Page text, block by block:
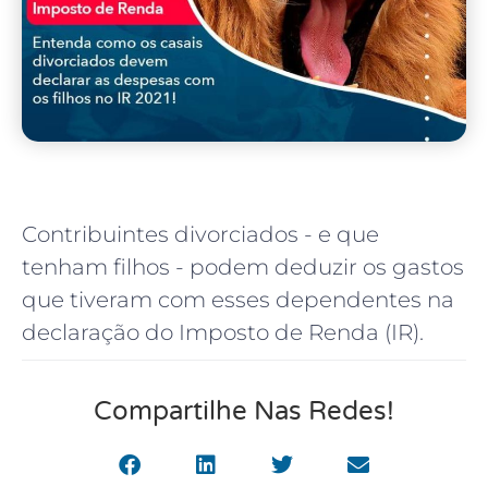
Contribuintes divorciados - e que
tenham filhos - podem deduzir os gastos
que tiveram com esses dependentes na
declaração do Imposto de Renda (IR).
Compartilhe Nas Redes!